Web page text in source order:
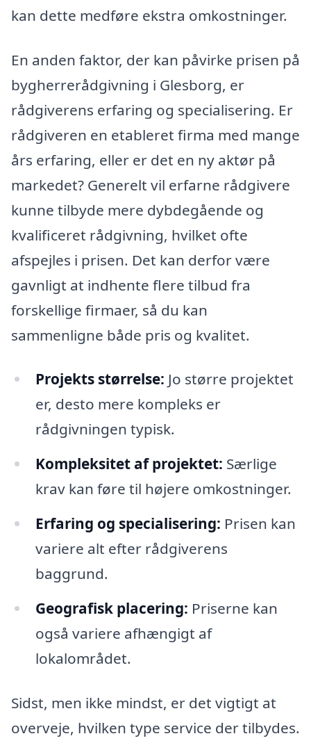
kan dette medføre ekstra omkostninger.
En anden faktor, der kan påvirke prisen på
bygherrerådgivning i Glesborg, er
rådgiverens erfaring og specialisering. Er
rådgiveren en etableret firma med mange
års erfaring, eller er det en ny aktør på
markedet? Generelt vil erfarne rådgivere
kunne tilbyde mere dybdegående og
kvalificeret rådgivning, hvilket ofte
afspejles i prisen. Det kan derfor være
gavnligt at indhente flere tilbud fra
forskellige firmaer, så du kan
sammenligne både pris og kvalitet.
Projekts størrelse: Jo større projektet
er, desto mere kompleks er
rådgivningen typisk.
Kompleksitet af projektet: Særlige
krav kan føre til højere omkostninger.
Erfaring og specialisering: Prisen kan
variere alt efter rådgiverens
baggrund.
Geografisk placering: Priserne kan
også variere afhængigt af
lokalområdet.
Sidst, men ikke mindst, er det vigtigt at
overveje, hvilken type service der tilbydes.